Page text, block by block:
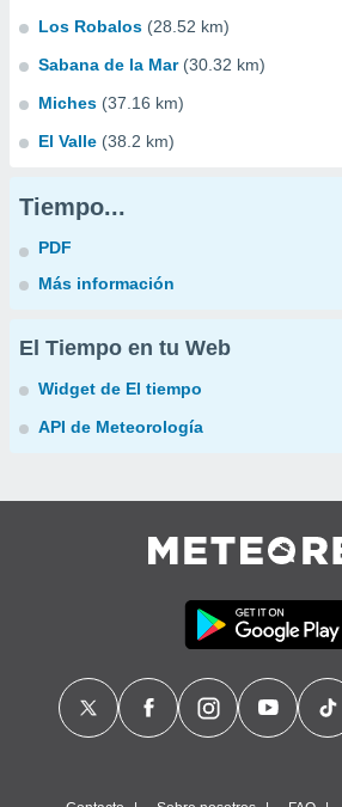
Los Robalos (28.52 km)
Sabana de la Mar (30.32 km)
Miches (37.16 km)
El Valle (38.2 km)
Tiempo...
PDF
Más información
El Tiempo en tu Web
Widget de El tiempo
API de Meteorología